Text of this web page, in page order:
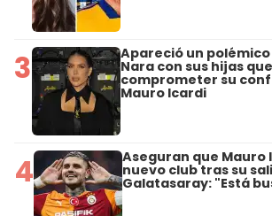
3 Apareció un
Nara con sus hijas
comprometer su
Mauro Icardi
4 Aseguran que
nuevo club tras su
Galatasaray: "Está